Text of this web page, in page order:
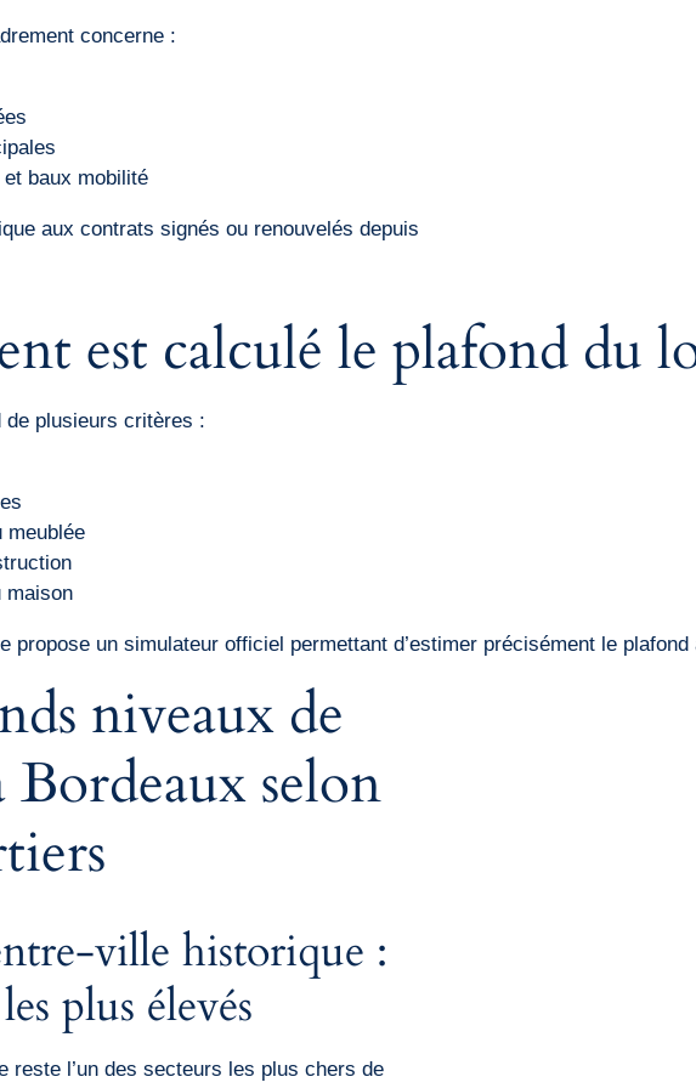
concerne :
baux mobilité
aux contrats signés ou renouvelés depuis
est calculé le plafond du
de plusieurs critères :
meublée
maison
propose un simulateur officiel permettant d’estimer précisément le
niveaux de
Bordeaux selon
ville historique :
plus élevés
reste l’un des secteurs les plus chers de